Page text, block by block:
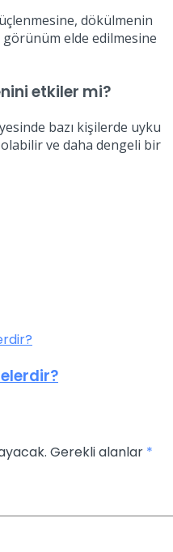
dökülmenin
görünüm elde edilmesine
etkiler mi?
bazı kişilerde uyku
olabilir ve daha dengeli bir
Gerekli alanlar *